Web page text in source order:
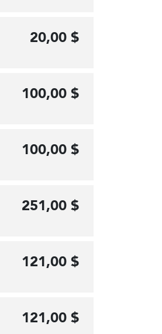
20,00 $
100,00 $
100,00 $
251,00 $
121,00 $
121,00 $